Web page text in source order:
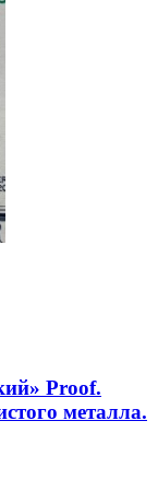
Proof.
металла.